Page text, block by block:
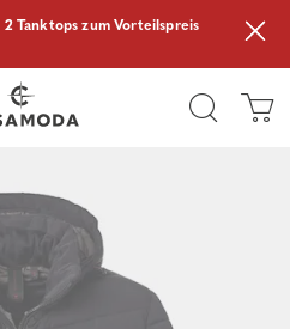
2 Tanktops zum Vorteilspreis